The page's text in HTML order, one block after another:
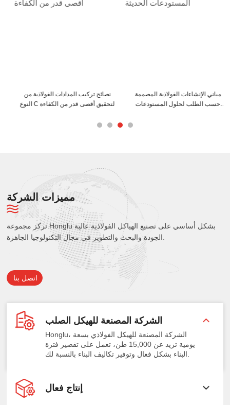
نصائح تركيب المدادات الفولاذية من
النوع C لتحقيق أقصى قدر من الكفاءة
مباني الإنشاءات الفولاذية المصممة
حسب الطلب لحلول المستودعات
مميزات الشركة
تركز مجموعة Honglu بشكل أساسي على تصنيع الهياكل الفولاذية عالية
اتصل بنا
الشركة المصنعة للهيكل الصلب
Honglu، الشركة المصنعة للهيكل الفولاذي بسعة
يومية تزيد عن 15,000 طن، تعمل على تقصير فترة
البناء بشكل فعال وتوفير تكاليف البناء بالنسبة لك.
إنتاج فعال